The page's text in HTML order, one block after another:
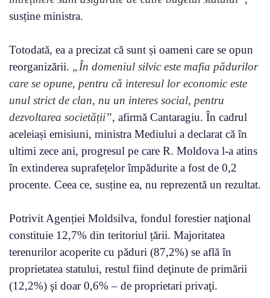
susține ministra.
Totodată, ea a precizat că sunt și oameni care se opun
reorganizării. „În domeniul silvic este mafia pădurilor
care se opune, pentru că interesul lor economic este
unul strict de clan, nu un interes social, pentru
dezvoltarea societății”, afirmă Cantaragiu. În cadrul
aceleiași emisiuni, ministra Mediului a declarat că în
ultimi zece ani, progresul pe care R. Moldova l-a atins
în extinderea suprafețelor împădurite a fost de 0,2
procente. Ceea ce, susține ea, nu reprezentă un rezultat.
Potrivit Agenției Moldsilva, fondul forestier naţional
constituie 12,7% din teritoriul țării. Majoritatea
terenurilor acoperite cu păduri (87,2%) se află în
proprietatea statului, restul fiind deţinute de primării
(12,2%) şi doar 0,6% – de proprietari privaţi.